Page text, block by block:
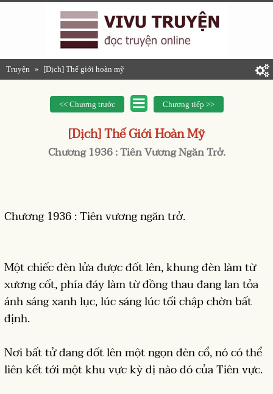
Truyện » [Dịch] Thế giới hoàn mỹ
<< Chương trước Chương tiếp >>
[Dịch] Thế Giới Hoàn Mỹ
Chương 1936 : Tiên Vương Ngăn Trở.
Chương 1936 : Tiên vương ngăn trở.
Một chiếc đèn lửa được đốt lên, khung đèn làm từ
xương cốt, phía đáy làm từ đồng thau đang lan tỏa
ánh sáng xanh lục, lúc sáng lúc tối chập chờn bất
định.
Nơi bất tử đang đốt lên một ngọn đèn cổ, nó có thể
liên kết tới một khu vực kỳ dị nào đó của Tiên vực.